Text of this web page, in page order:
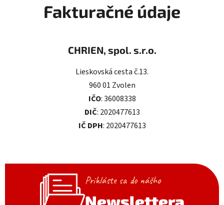
Fakturačné údaje
CHRIEN, spol. s.r.o.
Lieskovská cesta č.13.
960 01 Zvolen
IČO: 36008338
DIČ: 2020477613
IČ DPH: 2020477613
Prihláste sa do nášho
Newslettera